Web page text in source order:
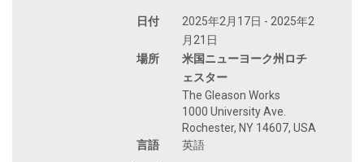
日付
2025年2月17日 - 2025年2
月21日
場所
米国ニューヨーク州ロチ
ェスター
The Gleason Works
1000 University Ave.
Rochester, NY 14607, USA
言語
英語